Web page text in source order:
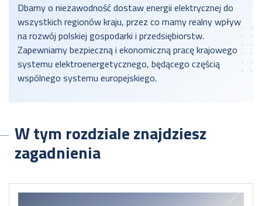
Dbamy o niezawodność dostaw energii elektrycznej do
wszystkich regionów kraju, przez co mamy realny wpływ
na rozwój polskiej gospodarki i przedsiębiorstw.
Zapewniamy bezpieczną i ekonomiczną pracę krajowego
systemu elektroenergetycznego, będącego częścią
wspólnego systemu europejskiego.
W tym rozdziale znajdziesz
zagadnienia